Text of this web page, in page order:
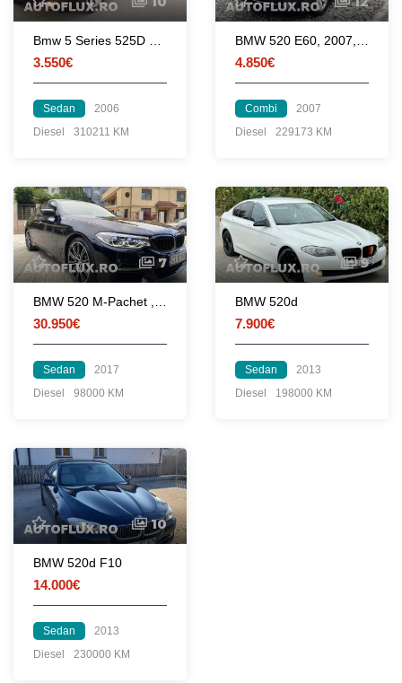
3.550€
Sedan
2006
Diesel
310211 KM
4.850€
Combi
2007
Diesel
229173 KM
7
30.950€
Sedan
2017
Diesel
98000 KM
9
BMW 520d
7.900€
Sedan
2013
Diesel
198000 KM
10
BMW 520d F10
14.000€
Sedan
2013
Diesel
230000 KM